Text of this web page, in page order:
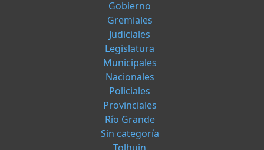
Gobierno
Gremiales
Judiciales
Legislatura
Municipales
Nacionales
Policiales
Provinciales
Río Grande
Sin categoría